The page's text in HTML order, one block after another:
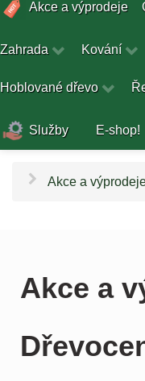
Akce a výprodeje
Zahrada Kování
Hoblované dřevo
Služby E-shop!
Akce a
Akce a